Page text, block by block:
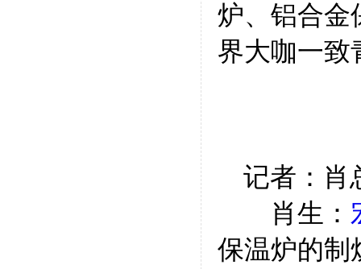
炉、铝合金
界大咖一致
记者：肖
肖生：
保温炉的制